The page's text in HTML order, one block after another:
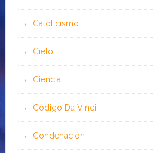
Catolicismo
Cielo
Ciencia
Código Da Vinci
Condenación